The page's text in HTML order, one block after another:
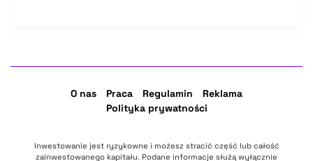
O nas Praca Regulamin
Reklama
Polityka prywatności
Inwestowanie jest ryzykowne i możesz stracić część lub całość
zainwestowanego kapitału. Podane informacje służą wyłącznie